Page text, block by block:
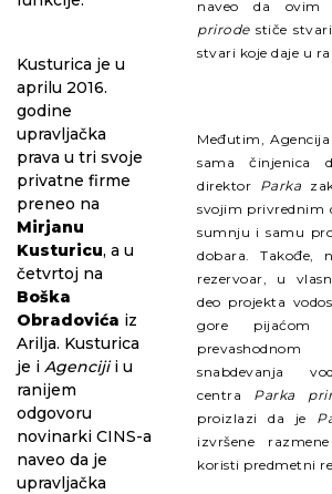
naveo da ovim
prirodestiče stvari
stvari koje daje u
Međutim,
sama činjenica
direktor Parka
svojim privrednim
sumnju i samu
dobara. Takođe,
rezervoar, u
deo projekta
gore
snabdevanja
centra Parka
proizlazi da je
izvršene
koristi predmetni
Kusturica je u
aprilu 2016.
godine
upravljačka
prava u tri svoje
privatne firme
preneo na
Mirjanu
Kusturicu, a u
četvrtoj na
Boška
Obradovića iz
Arilja. Kusturica
je i Agencijii u
ranijem
odgovoru
novinarki CINS-a
naveo da je
upravljačka